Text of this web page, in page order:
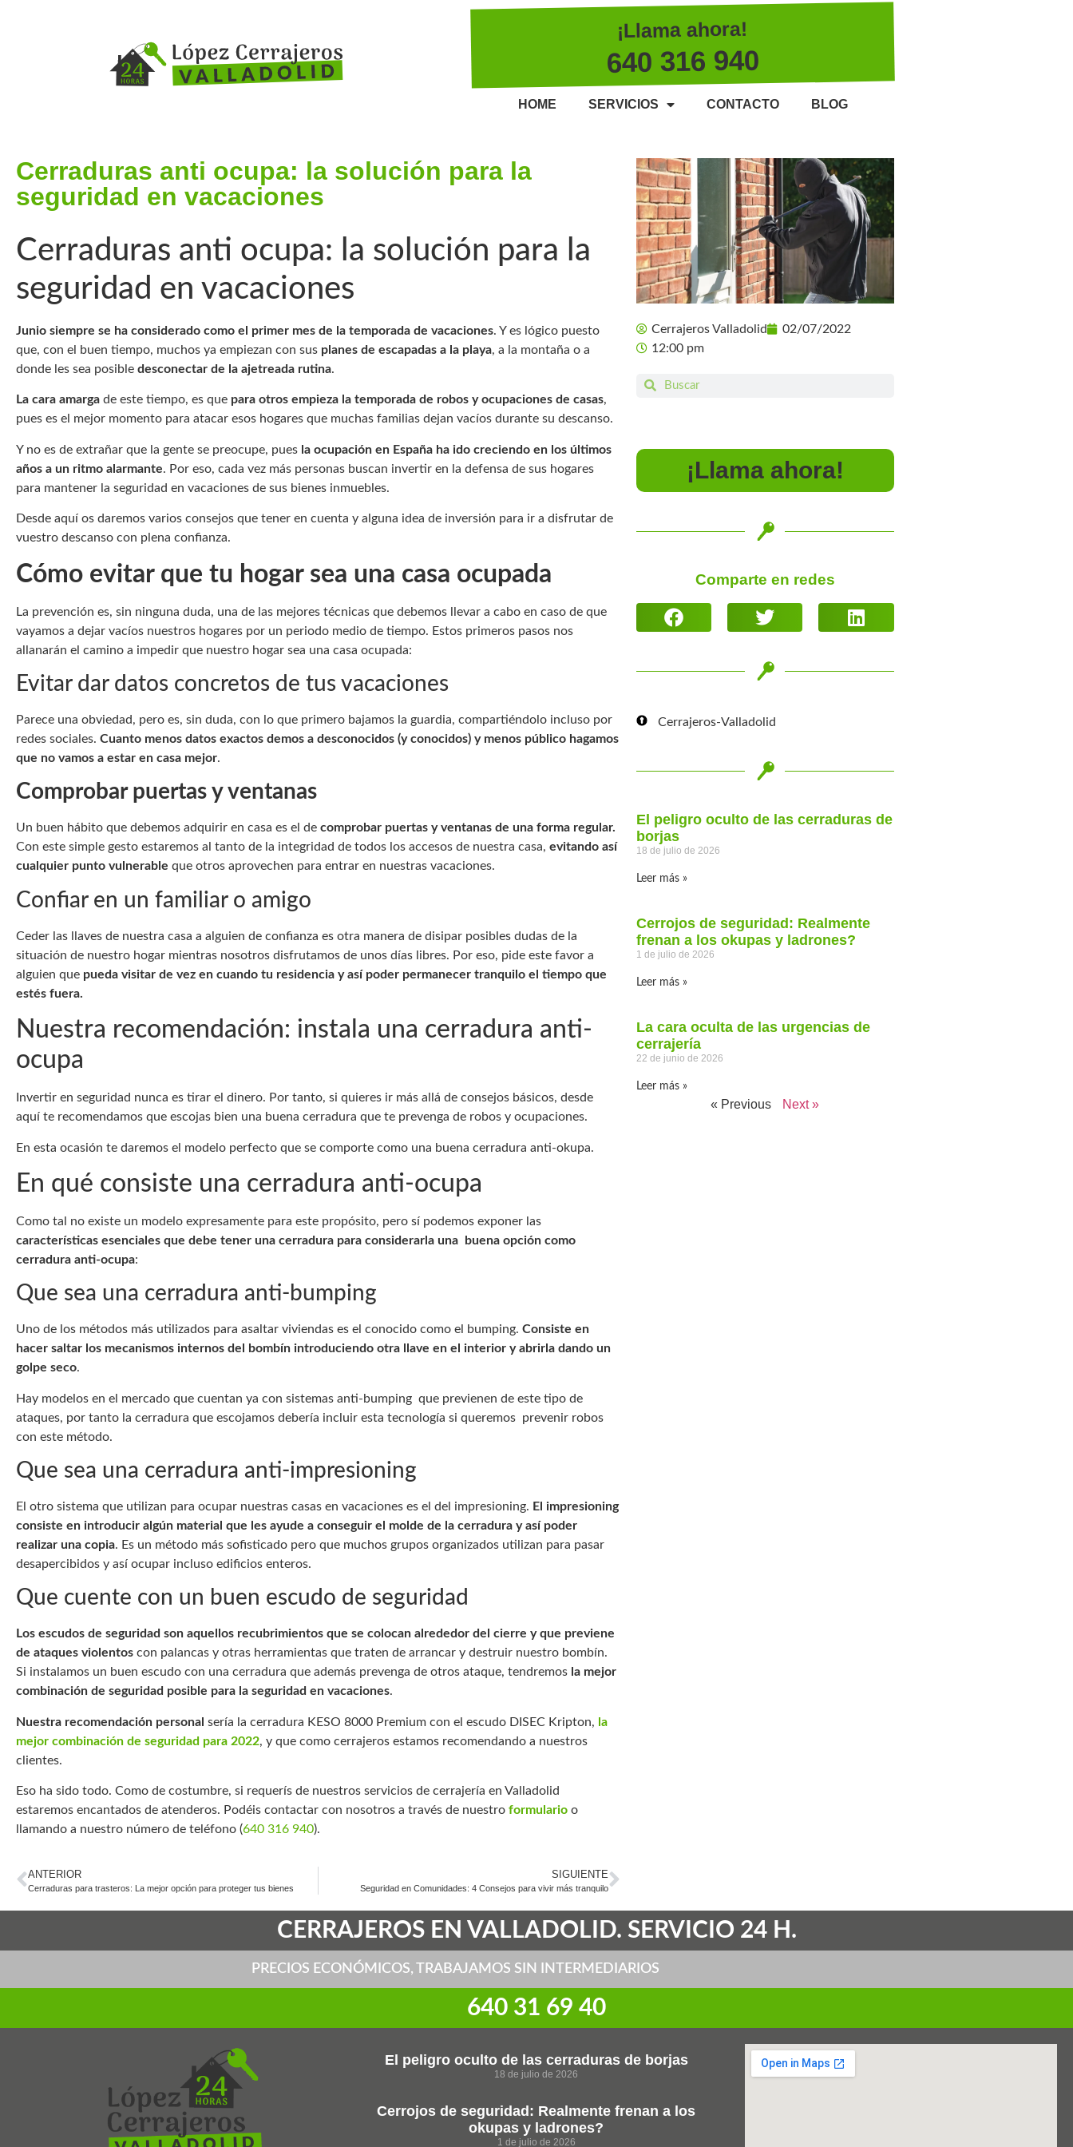
¡Llama ahora!
640 316 940
HOME SERVICIOS CONTACTO BLOG
Cerraduras anti ocupa: la solución para la
seguridad en vacaciones
Cerraduras anti ocupa: la solución para la
seguridad en vacaciones
Junio siempre se ha considerado como el primer mes de la temporada de vacaciones. Y es lógico puesto
que, con el buen tiempo, muchos ya empiezan con sus planes de escapadas a la playa, a la montaña o a
donde les sea posible desconectar de la ajetreada rutina.
La cara amarga de este tiempo, es que para otros empieza la temporada de robos y ocupaciones de casas,
pues es el mejor momento para atacar esos hogares que muchas familias dejan vacíos durante su descanso.
Y no es de extrañar que la gente se preocupe, pues la ocupación en España ha ido creciendo en los últimos
años a un ritmo alarmante. Por eso, cada vez más personas buscan invertir en la defensa de sus hogares
para mantener la seguridad en vacaciones de sus bienes inmuebles.
Desde aquí os daremos varios consejos que tener en cuenta y alguna idea de inversión para ir a disfrutar de
vuestro descanso con plena confianza.
Cómo evitar que tu hogar sea una casa ocupada
La prevención es, sin ninguna duda, una de las mejores técnicas que debemos llevar a cabo en caso de que
vayamos a dejar vacíos nuestros hogares por un periodo medio de tiempo. Estos primeros pasos nos
allanarán el camino a impedir que nuestro hogar sea una casa ocupada:
Evitar dar datos concretos de tus vacaciones
Parece una obviedad, pero es, sin duda, con lo que primero bajamos la guardia, compartiéndolo incluso por
redes sociales. Cuanto menos datos exactos demos a desconocidos (y conocidos) y menos público hagamos
que no vamos a estar en casa mejor.
Comprobar puertas y ventanas
Un buen hábito que debemos adquirir en casa es el de comprobar puertas y ventanas de una forma regular.
Con este simple gesto estaremos al tanto de la integridad de todos los accesos de nuestra casa, evitando así
cualquier punto vulnerable que otros aprovechen para entrar en nuestras vacaciones.
Confiar en un familiar o amigo
Ceder las llaves de nuestra casa a alguien de confianza es otra manera de disipar posibles dudas de la
situación de nuestro hogar mientras nosotros disfrutamos de unos días libres. Por eso, pide este favor a
alguien que pueda visitar de vez en cuando tu residencia y así poder permanecer tranquilo el tiempo que
estés fuera.
Nuestra recomendación: instala una cerradura anti-
ocupa
Invertir en seguridad nunca es tirar el dinero. Por tanto, si quieres ir más allá de consejos básicos, desde
aquí te recomendamos que escojas bien una buena cerradura que te prevenga de robos y ocupaciones.
En esta ocasión te daremos el modelo perfecto que se comporte como una buena cerradura anti-okupa.
En qué consiste una cerradura anti-ocupa
Como tal no existe un modelo expresamente para este propósito, pero sí podemos exponer las
características esenciales que debe tener una cerradura para considerarla una buena opción como
cerradura anti-ocupa:
Que sea una cerradura anti-bumping
Uno de los métodos más utilizados para asaltar viviendas es el conocido como el bumping. Consiste en
hacer saltar los mecanismos internos del bombín introduciendo otra llave en el interior y abrirla dando un
golpe seco.
Hay modelos en el mercado que cuentan ya con sistemas anti-bumping que previenen de este tipo de
ataques, por tanto la cerradura que escojamos debería incluir esta tecnología si queremos prevenir robos
con este método.
Que sea una cerradura anti-impresioning
El otro sistema que utilizan para ocupar nuestras casas en vacaciones es el del impresioning. El impresioning
consiste en introducir algún material que les ayude a conseguir el molde de la cerradura y así poder
realizar una copia. Es un método más sofisticado pero que muchos grupos organizados utilizan para pasar
desapercibidos y así ocupar incluso edificios enteros.
Que cuente con un buen escudo de seguridad
Los escudos de seguridad son aquellos recubrimientos que se colocan alrededor del cierre y que previene
de ataques violentos con palancas y otras herramientas que traten de arrancar y destruir nuestro bombín.
Si instalamos un buen escudo con una cerradura que además prevenga de otros ataque, tendremos la mejor
combinación de seguridad posible para la seguridad en vacaciones.
Nuestra recomendación personal sería la cerradura KESO 8000 Premium con el escudo DISEC Kripton, la
mejor combinación de seguridad para 2022, y que como cerrajeros estamos recomendando a nuestros
clientes.
Eso ha sido todo. Como de costumbre, si requerís de nuestros servicios de cerrajería en Valladolid
estaremos encantados de atenderos. Podéis contactar con nosotros a través de nuestro formulario o
llamando a nuestro número de teléfono (640 316 940).
ANTERIOR
Cerraduras para trasteros: La mejor opción para proteger tus bienes
SIGUIENTE
Seguridad en Comunidades: 4 Consejos para vivir más tranquilo
Cerrajeros Valladolid
02/07/2022
12:00 pm
¡Llama ahora!
Comparte en redes
Cerrajeros-Valladolid
El peligro oculto de las cerraduras de
borjas
18 de julio de 2026
Leer más »
Cerrojos de seguridad: Realmente
frenan a los okupas y ladrones?
1 de julio de 2026
Leer más »
La cara oculta de las urgencias de
cerrajería
22 de junio de 2026
Leer más »
« Previous Next »
CERRAJEROS EN VALLADOLID. SERVICIO 24 H.
PRECIOS ECONÓMICOS, TRABAJAMOS SIN INTERMEDIARIOS
‎640 31 69 40
El peligro oculto de las cerraduras de borjas
18 de julio de 2026
Cerrojos de seguridad: Realmente frenan a los
okupas y ladrones?
1 de julio de 2026